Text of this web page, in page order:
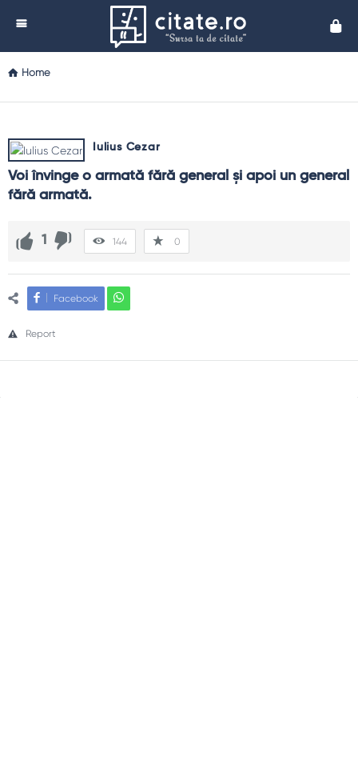
Home
Iulius Cezar
Voi învinge o armată fără general şi apoi un general
fără armată.
1 144 0
Facebook
Report